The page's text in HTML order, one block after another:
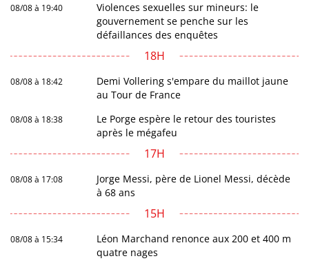
08/08 à 19:40
Violences sexuelles sur mineurs: le
gouvernement se penche sur les
défaillances des enquêtes
18H
08/08 à 18:42
Demi Vollering s'empare du maillot jaune
au Tour de France
08/08 à 18:38
Le Porge espère le retour des touristes
après le mégafeu
17H
08/08 à 17:08
Jorge Messi, père de Lionel Messi, décède
à 68 ans
15H
08/08 à 15:34
Léon Marchand renonce aux 200 et 400 m
quatre nages